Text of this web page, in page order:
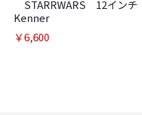
STARRWARS 12インチ
Kenner
￥6,600